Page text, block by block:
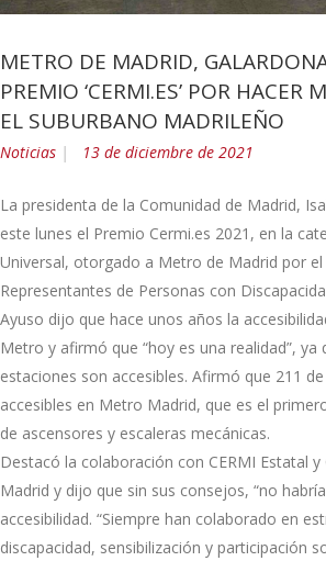
METRO DE MADRID,
PREMIO ‘CERMI.ES’ POR HACER
EL SUBURBANO MADRILEÑO
Noticias 13 de diciembre de 2021
La presidenta de la Comunidad de Madrid,
este lunes el Premio Cermi.es 2021, en la
Universal, otorgado a Metro de Madrid por
Representantes de Personas con
Ayuso dijo que hace unos años la
Metro y afirmó que “hoy es una realidad”, ya
estaciones son accesibles. Afirmó que 211
accesibles en Metro Madrid, que es el
de ascensores y escaleras mecánicas.
Destacó la colaboración con CERMI Estatal y
Madrid y dijo que sin sus consejos, “no
accesibilidad. “Siempre han colaborado en
discapacidad, sensibilización y participación